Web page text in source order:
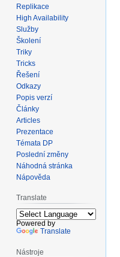
Replikace
High Availability
Služby
Školení
Triky
Tricks
Řešení
Odkazy
Popis verzí
Články
Articles
Prezentace
Témata DP
Poslední změny
Náhodná stránka
Nápověda
Translate
Powered by
Translate
Nástroje